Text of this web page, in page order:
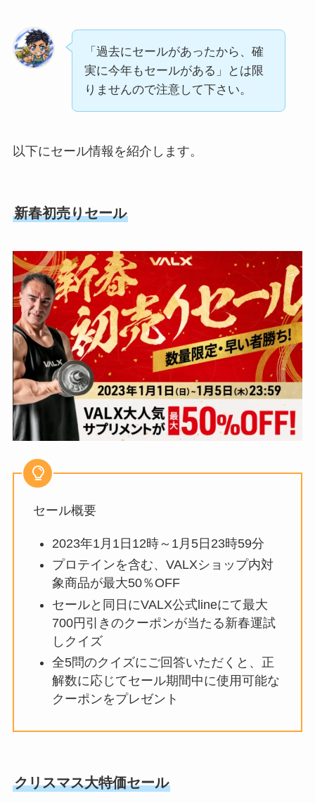
「過去にセールがあったから、確
実に今年もセールがある」とは限
りませんので注意して下さい。
以下にセール情報を紹介します。
新春初売りセール
セール概要
2023年1月1日12時～1月5日23時59分
プロテインを含む、VALXショップ内対
象商品が最大50％OFF
セールと同日にVALX公式lineにて最大
700円引きのクーポンが当たる新春運試
しクイズ
全5問のクイズにご回答いただくと、正
解数に応じてセール期間中に使用可能な
クーポンをプレゼント
クリスマス大特価セール